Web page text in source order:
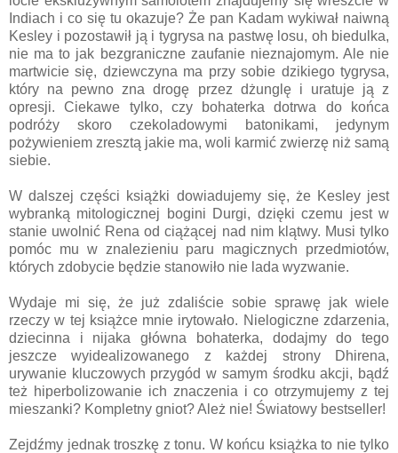
Indiach i co się tu okazuje? Że pan Kadam wykiwał naiwną
Kesley i pozostawił ją i tygrysa na pastwę losu, oh biedulka,
nie ma to jak bezgraniczne zaufanie nieznajomym. Ale nie
martwicie się, dziewczyna ma przy sobie dzikiego tygrysa,
który na pewno zna drogę przez dżunglę i uratuje ją z
opresji. Ciekawe tylko, czy bohaterka dotrwa do końca
podróży skoro czekoladowymi batonikami, jedynym
pożywieniem zresztą jakie ma, woli karmić zwierzę niż samą
siebie.
W dalszej części książki dowiadujemy się, że Kesley jest
wybranką mitologicznej bogini Durgi, dzięki czemu jest w
stanie uwolnić Rena od ciążącej nad nim klątwy. Musi tylko
pomóc mu w znalezieniu paru magicznych przedmiotów,
których zdobycie będzie stanowiło nie lada wyzwanie.
Wydaje mi się, że już zdaliście sobie sprawę jak wiele
rzeczy w tej książce mnie irytowało. Nielogiczne zdarzenia,
dziecinna i nijaka główna bohaterka, dodajmy do tego
jeszcze wyidealizowanego z każdej strony Dhirena,
urywanie kluczowych przygód w samym środku akcji, bądź
też hiperbolizowanie ich znaczenia i co otrzymujemy z tej
mieszanki? Kompletny gniot? Ależ nie! Światowy bestseller!
Zejdźmy jednak troszkę z tonu. W końcu książka to nie tylko